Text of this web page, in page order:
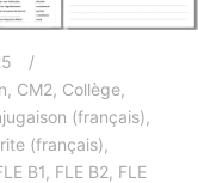
, CM2, Collège,
(français),
(français),
B1, FLE B2, FLE